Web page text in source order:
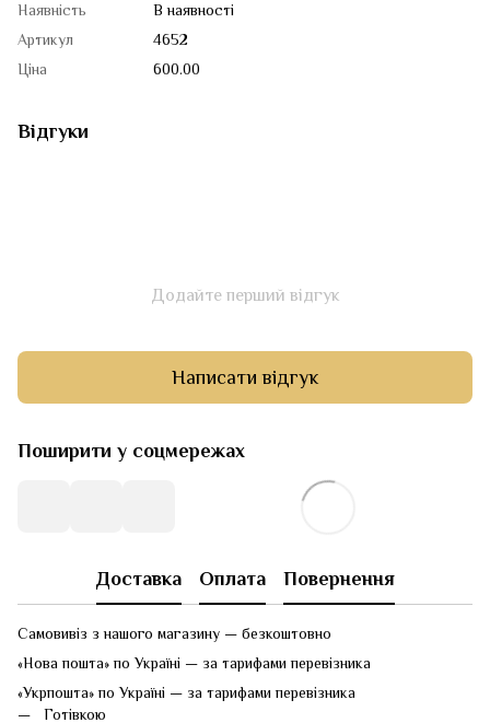
Наявність
В наявності
Артикул
4652
Ціна
600.00
Відгуки
Додайте перший відгук
Написати відгук
Поширити у соцмережах
Доставка Оплата Повернення
Самовивіз з нашого магазину — безкоштовно
«Нова пошта» по Україні — за тарифами перевізника
«Укрпошта» по Україні — за тарифами перевізника
Готівкою